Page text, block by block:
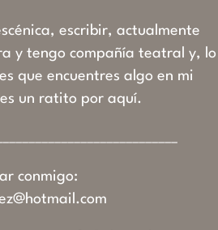
, escribir, actualmente
y tengo compañía teatral y, lo
que encuentres algo en mi
un ratito por aquí.
conmigo: